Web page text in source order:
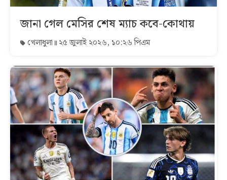
জানা গেল মেসির শেষ ম্যাচ কবে-কোথায়
খেলাধুলা ২৫ জুলাই ২০২৬, ১০:২৬ পিএম